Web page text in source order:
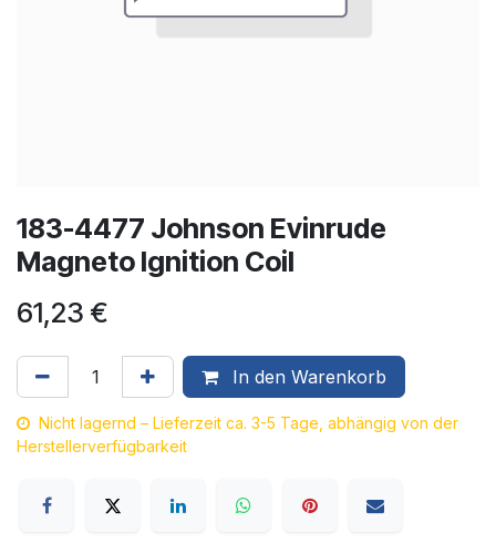
183-4477 Johnson Evinrude
Magneto Ignition Coil
61,23 €
In den Warenkorb
Nicht lagernd – Lieferzeit ca. 3-5 Tage, abhängig von der
Herstellerverfügbarkeit